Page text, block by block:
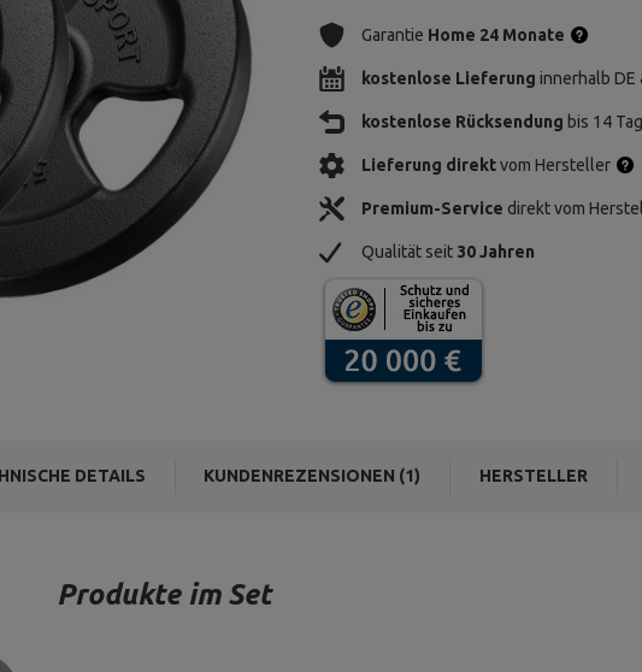
Garantie Home 24 Monate
kostenlose Lieferung innerhalb DE
kostenlose Rücksendung bis 14
Lieferung direktvom Hersteller
Premium-Service direkt vom
Qualität seit 30 Jahren
DETAILS KUNDENREZENSIONEN (1) HERSTELLER
Produkte im Set